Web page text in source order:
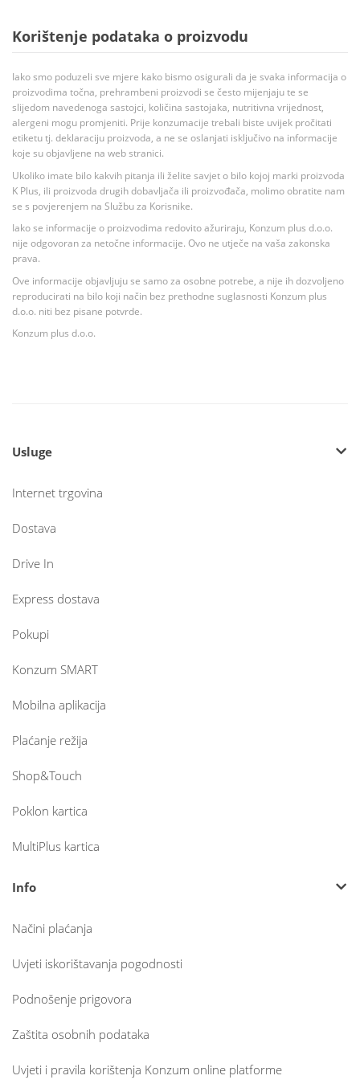
Korištenje podataka o proizvodu
Iako smo poduzeli sve mjere kako bismo osigurali da je svaka informacija o
proizvodima točna, prehrambeni proizvodi se često mijenjaju te se
slijedom navedenoga sastojci, količina sastojaka, nutritivna vrijednost,
alergeni mogu promjeniti. Prije konzumacije trebali biste uvijek pročitati
etiketu tj. deklaraciju proizvoda, a ne se oslanjati isključivo na informacije
koje su objavljene na web stranici.
Ukoliko imate bilo kakvih pitanja ili želite savjet o bilo kojoj marki proizvoda
K Plus, ili proizvoda drugih dobavljača ili proizvođača, molimo obratite nam
se s povjerenjem na Službu za Korisnike.
Iako se informacije o proizvodima redovito ažuriraju, Konzum plus d.o.o.
nije odgovoran za netočne informacije. Ovo ne utječe na vaša zakonska
prava.
Ove informacije objavljuju se samo za osobne potrebe, a nije ih dozvoljeno
reproducirati na bilo koji način bez prethodne suglasnosti Konzum plus
d.o.o. niti bez pisane potvrde.
Konzum plus d.o.o.
Usluge
Internet trgovina
Dostava
Drive In
Express dostava
Pokupi
Konzum SMART
Mobilna aplikacija
Plaćanje režija
Shop&Touch
Poklon kartica
MultiPlus kartica
Info
Načini plaćanja
Uvjeti iskorištavanja pogodnosti
Podnošenje prigovora
Zaštita osobnih podataka
Uvjeti i pravila korištenja Konzum online platforme